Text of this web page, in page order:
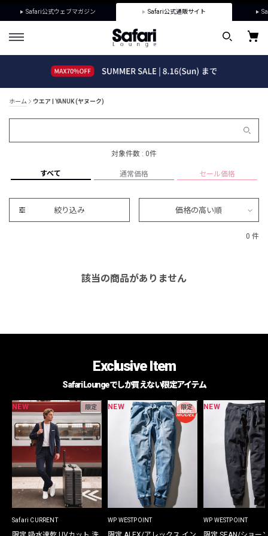
Safari公式ウェブマガジン Safari公式通販サイト
ホーム ウエア | YANUK (ヤヌーク)
対象件数 : 0件
すべて 通常価格 セール価格
絞り込み 価格の高い順
0 件
該当の商品がありません
Exclusive Item
Safari Loungeでしか買えない限定アイテム
NEW 限定
Safari CURRENT
NEW 限定
WP WESTPOINT
NEW
WP WESTPOINT